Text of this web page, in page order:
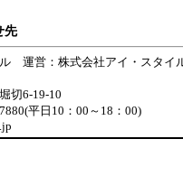
先
運営：株式会社アイ・スタイ
切6-19-10
平日10：00～18：00)